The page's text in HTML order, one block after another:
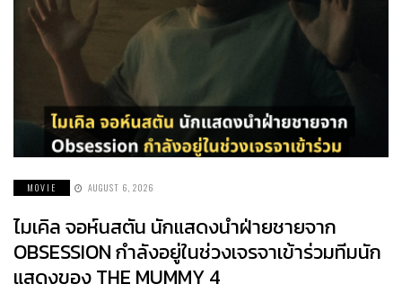
MOVIE AUGUST 6, 2026
ไมเคิล จอห์นสตัน นักแสดงนำฝ่ายชายจาก
OBSESSION กำลังอยู่ในช่วงเจรจาเข้าร่วมทีมนัก
แสดงของ THE MUMMY 4